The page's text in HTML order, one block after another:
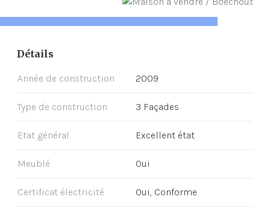
Détails
Année de construction 2009
Type de construction 3 Façades
Etat général Excellent état
Meublé Oui
Certificat électricité Oui, Conforme